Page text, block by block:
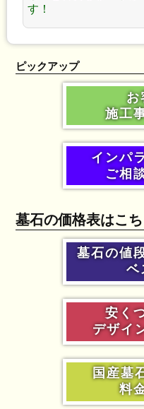
す！
ピックアップ
お
施工
インパ
ご相
墓石の価格表はこ
墓石の値
ベ
安く
デザイ
国産墓
料